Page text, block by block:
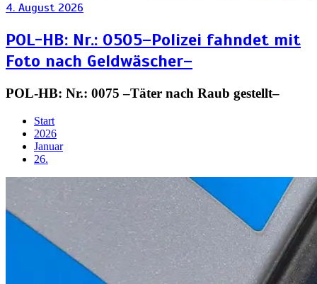
4. August 2026
POL-HB: Nr.: 0505–Polizei fahndet mit
Foto nach Geldwäscher–
POL-HB: Nr.: 0075 –Täter nach Raub gestellt–
Start
2026
Januar
26.